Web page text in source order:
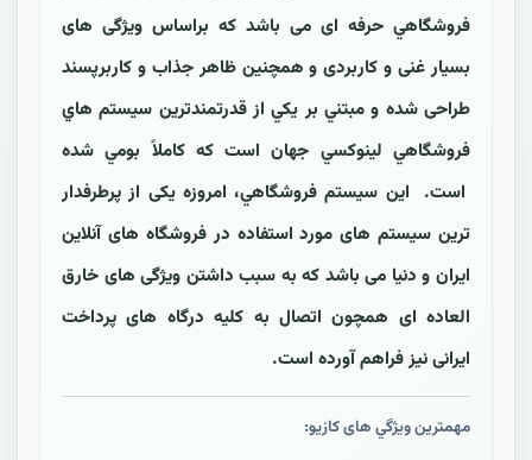
فروشگاهي حرفه ای می باشد که براساس ویژگی های
بسیار غنی و کاربردی و همچنین ظاهر جذاب و کاربرپسند
طراحی شده و مبتني بر يکي از قدرتمندترين سيستم هاي
فروشگاهي لينوکسي جهان است که کاملاً بومي شده
است. اين سیستم فروشگاهي، امروزه یکی از پرطرفدار
ترین سیستم های مورد استفاده در فروشگاه های آنلاین
ایران و دنیا می باشد که به سبب داشتن ویژگی های خارق
العاده ای همچون اتصال به کلیه درگاه های پرداخت
ایرانی نیز فراهم آورده است.
مهمترين ويژگي های کازيو: